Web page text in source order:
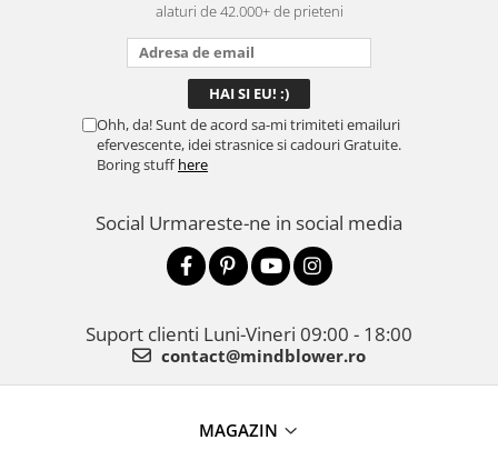
alaturi de 42.000+ de prieteni
Ohh, da! Sunt de acord sa-mi trimiteti emailuri
efervescente, idei strasnice si cadouri Gratuite.
Boring stuffhere
Social Urmareste-ne in social media
Suport clienti Luni-Vineri 09:00 - 18:00
contact@mindblower.ro
MAGAZIN